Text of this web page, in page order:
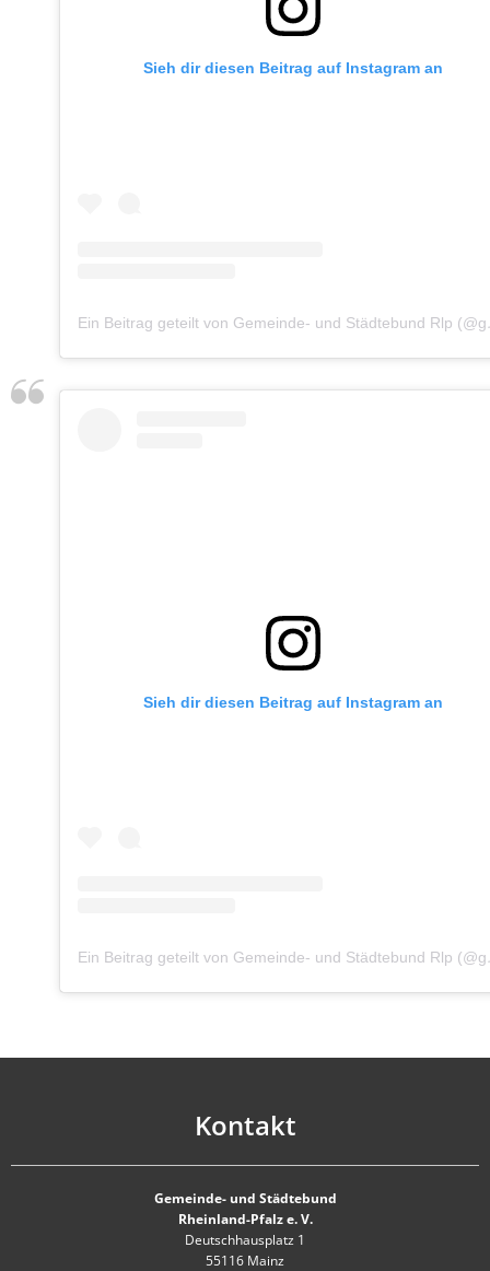
Sieh dir diesen Beitrag auf Instagram an
Ein
Sieh dir diesen Beitrag auf Instagram an
Ein
Kontakt
Gemeinde- und Städtebund
Rheinland-Pfalz e. V.
Deutschhausplatz 1
55116 Mainz